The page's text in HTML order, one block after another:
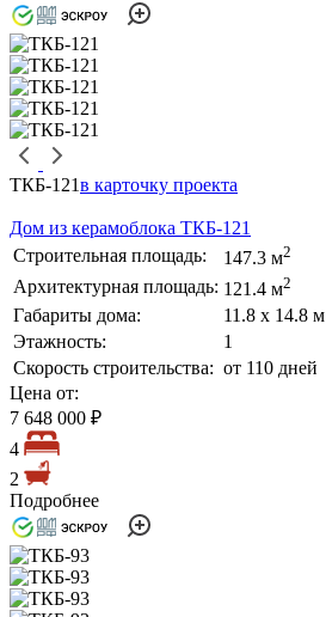
ТКБ-121в карточку проекта
Дом из керамоблока ТКБ-121
Строительная площадь:
147.3 м2
Архитектурная площадь: 121.4 м2
Габариты дома:
11.8 х 14.8 м
Этажность:
1
Скорость строительства: от 110 дней
Цена от:
7 648 000 ₽
4
2
Подробнее